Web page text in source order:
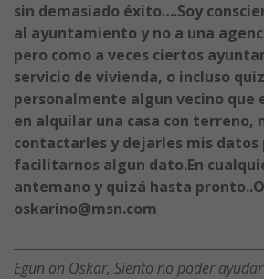
sin demasiado éxito….Soy
al ayuntamiento y no a una
pero como a veces ciertos
servicio de vivienda, o incluso
personalmente algun vecino que
en alquilar una casa con terreno,
contactarles y dejarles mis datos
facilitarnos algun dato.En
antemano y quizá hasta
oskarino@msn.com
Egun on Oskar, Siento no poder